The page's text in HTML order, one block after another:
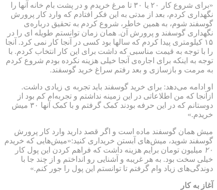
«برای شروع کار ۲۰ یا ۳۰ تا مرغ خریدم و در پشت بام خانه آنها را
نگهداری کردم، بعد از مدتی به این فکر افتادم که وارد کار پرورش
گوسفند شوم، به همین خاطر، شروع کردم به تحقیق درباره‌ی
نگهداری گوسفند و پرورش آن. همان زمان توانستم طویله ای را در
۱۵ کیلومتری پیدا کردم که سالها بود کسی در آنجا کار نمی کرد. آنجا
را با توجه به قیمت مناسبی که داشت برای این کار انتخاب کردم. با
توجه به اینکه برای اجاره‌ی آنجا خیلی هزینه نکرده بودم شروع کردم
به مرمت و بازسازی و بعد رفتم سراغ خرید گوسفند.
او ادامه می‌دهد: برای خرید گوسفند باید تجربه ی زیادی داشت.
ازآنجا که من اطلاعاتی در این زمینه نداشتم و تجربه‌ام کم بود از
دوستانم که در این حرفه بودند کمک گرفتم و با کمک آنها ۳۰ میش
خریدم.»
میش همان گوسفند ماده‌ است و اگر قصد دارید وارد کار پرورش
گوسفند شوید، میش‌های آبستن خریداری کنید:«میش‌هایی که خریدم
۲۰ میلیون تومان برایم هزینه داشت که فراهم کردن این پول کار
خیلی سخت بود. به هر غریبه و آشنایی رو انداختم و از چند جا با
دوندگی‌های زیاد وام گرفتم تا توانستم این پول را جور کنم.»
آغاز به کار